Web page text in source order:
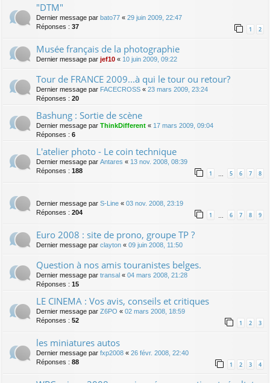
"DTM"
Dernier message par bato77 « 29 juin 2009, 22:47
Réponses : 37 1 2
Musée français de la photographie
Dernier message par jef10 « 10 juin 2009, 09:22
Tour de FRANCE 2009...à qui le tour ou retour?
Dernier message par FACECROSS « 23 mars 2009, 23:24
Réponses : 20
Bashung : Sortie de scène
Dernier message par ThinkDifferent « 17 mars 2009, 09:04
Réponses : 6
L'atelier photo - Le coin technique
Dernier message par Antares « 13 nov. 2008, 08:39
Réponses : 188 1 5 6 7 8
Dernier message par S-Line « 03 nov. 2008, 23:19
Réponses : 204 1 … 6 7 8 9
Euro 2008 : site de prono, groupe TP ?
Dernier message par clayton « 09 juin 2008, 11:50
Question à nos amis touranistes belges.
Dernier message par transal « 04 mars 2008, 21:28
Réponses : 15
LE CINEMA : Vos avis, conseils et critiques
Dernier message par Z6PO « 02 mars 2008, 18:59
Réponses : 52 1 2 3
les miniatures autos
Dernier message par fxp2008 « 26 févr. 2008, 22:40
Réponses : 88 1 2 3 4